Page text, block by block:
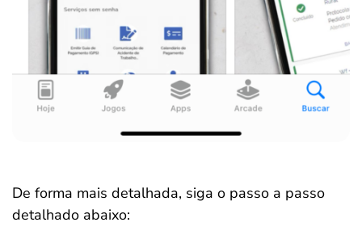
De forma mais detalhada, siga o passo a passo
detalhado abaixo: